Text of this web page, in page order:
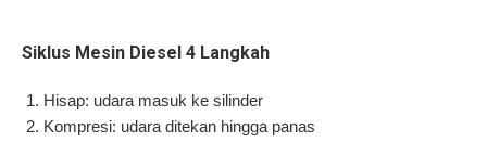
Siklus Mesin Diesel 4 Langkah
Hisap: udara masuk ke silinder
Kompresi: udara ditekan hingga panas